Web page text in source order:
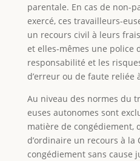
parentale. En cas de non-
exercé, ces travailleurs-
un recours civil à leurs
et elles-mêmes une police
responsabilité et les
d’erreur ou de faute reliée
Au niveau des normes du
euses autonomes sont
matière de congédiement,
d’ordinaire un recours à la
congédiement sans cause